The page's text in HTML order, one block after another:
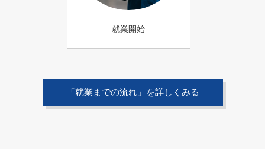
就業開始
「就業までの流れ」を詳しくみる